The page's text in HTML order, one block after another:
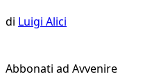
di Luigi Alici
Abbonati ad Avvenire